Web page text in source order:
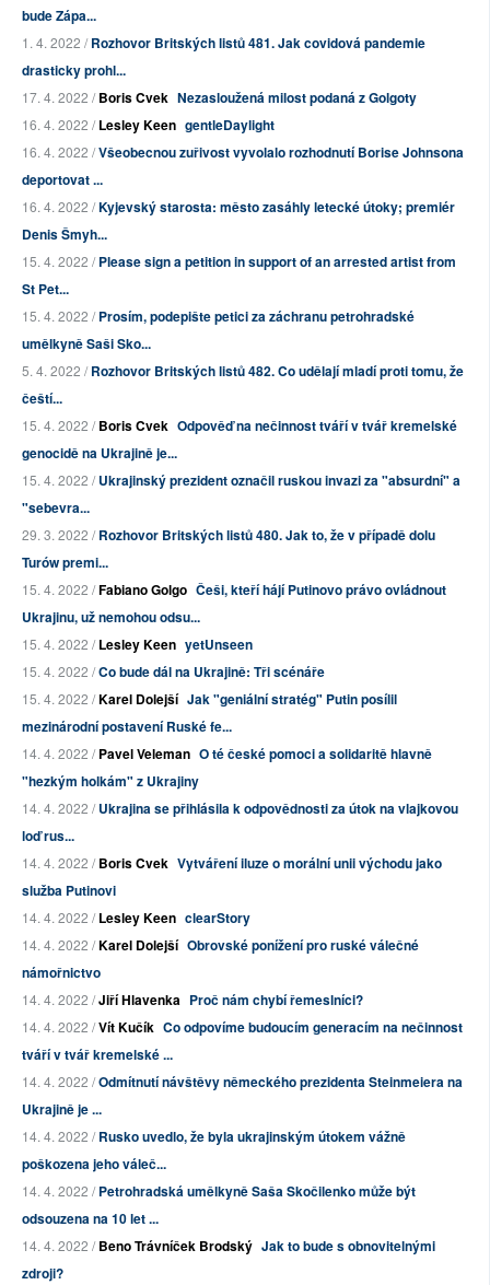
bude Zápa...
1. 4. 2022 /Rozhovor Britských listů 481. Jak covidová pandemie
drasticky prohl...
17. 4. 2022 /Boris Cvek Nezasloužená milost podaná z Golgoty
16. 4. 2022 /Lesley Keen gentleDaylight
16. 4. 2022 /Všeobecnou zuřivost vyvolalo rozhodnutí Borise Johnsona
deportovat ...
16. 4. 2022 /Kyjevský starosta: město zasáhly letecké útoky; premiér
Denis Šmyh...
15. 4. 2022 /Please sign a petition in support of an arrested artist from
St Pet...
15. 4. 2022 /Prosím, podepište petici za záchranu petrohradské
umělkyně Saši Sko...
5. 4. 2022 /Rozhovor Britských listů 482. Co udělají mladí proti tomu, že
čeští...
15. 4. 2022 /Boris Cvek Odpověď na nečinnost tváří v tvář kremelské
genocidě na Ukrajině je...
15. 4. 2022 /Ukrajinský prezident označil ruskou invazi za "absurdní" a
"sebevra...
29. 3. 2022 /Rozhovor Britských listů 480. Jak to, že v případě dolu
Turów premi...
15. 4. 2022 /Fabiano Golgo Češi, kteří hájí Putinovo právo ovládnout
Ukrajinu, už nemohou odsu...
15. 4. 2022 /Lesley Keen yetUnseen
15. 4. 2022 /Co bude dál na Ukrajině: Tři scénáře
15. 4. 2022 /Karel Dolejší Jak "geniální stratég" Putin posílil
mezinárodní postavení Ruské fe...
14. 4. 2022 /Pavel Veleman O té české pomoci a solidaritě hlavně
"hezkým holkám" z Ukrajiny
14. 4. 2022 /Ukrajina se přihlásila k odpovědnosti za útok na vlajkovou
loď rus...
14. 4. 2022 /Boris Cvek Vytváření iluze o morální unii východu jako
služba Putinovi
14. 4. 2022 /Lesley Keen clearStory
14. 4. 2022 /Karel Dolejší Obrovské ponížení pro ruské válečné
námořnictvo
14. 4. 2022 /Jiří Hlavenka Proč nám chybí řemeslníci?
14. 4. 2022 /Vít Kučík Co odpovíme budoucím generacím na nečinnost
tváří v tvář kremelské ...
14. 4. 2022 /Odmítnutí návštěvy německého prezidenta Steinmeiera na
Ukrajině je ...
14. 4. 2022 /Rusko uvedlo, že byla ukrajinským útokem vážně
poškozena jeho váleč...
14. 4. 2022 /Petrohradská umělkyně Saša Skočilenko může být
odsouzena na 10 let ...
14. 4. 2022 /Beno Trávníček Brodský Jak to bude s obnovitelnými
zdroji?